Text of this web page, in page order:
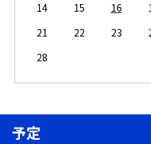
14
15 16
21
22 23
28
予定